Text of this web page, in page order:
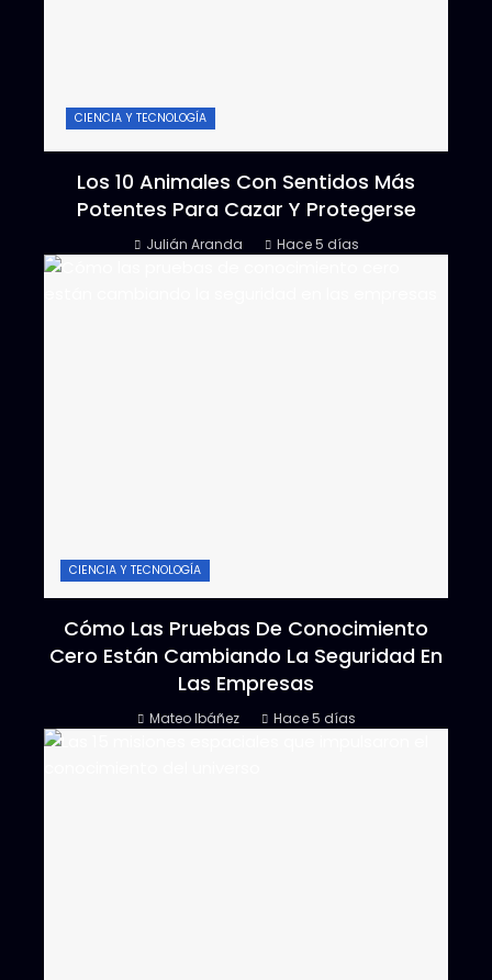
CIENCIA Y TECNOLOGÍA
Los 10 Animales Con Sentidos Más
Potentes Para Cazar Y Protegerse
Julián Aranda Hace 5 días
CIENCIA Y TECNOLOGÍA
Cómo Las Pruebas De Conocimiento
Cero Están Cambiando La Seguridad En
Las Empresas
Mateo Ibáñez Hace 5 días